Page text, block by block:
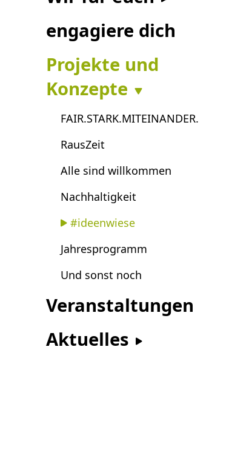
engagiere dich
Projekte und
Konzepte
FAIR.STARK.MITEINANDER.
RausZeit
Alle sind willkommen
Nachhaltigkeit
#ideenwiese
Jahresprogramm
Und sonst noch
Veranstaltungen
Aktuelles